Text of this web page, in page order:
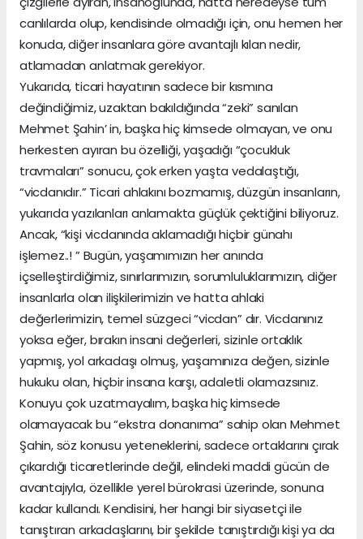
canlılarda olup, kendisinde olmadığı için, onu hemen her
konuda, diğer insanlara göre avantajlı kılan nedir,
atlamadan anlatmak gerekiyor.
Yukarıda, ticari hayatının sadece bir kısmına
değindiğimiz, uzaktan bakıldığında “zeki” sanılan
Mehmet Şahin’ in, başka hiç kimsede olmayan, ve onu
herkesten ayıran bu özelliği, yaşadığı “çocukluk
travmaları” sonucu, çok erken yaşta vedalaştığı,
“vicdanıdır.” Ticari ahlakını bozmamış, düzgün insanların,
yukarıda yazılanları anlamakta güçlük çektiğini biliyoruz.
Ancak, “kişi vicdanında aklamadığı hiçbir günahı
işlemez..! ” Bugün, yaşamımızın her anında
içselleştirdiğimiz, sınırlarımızın, sorumluluklarımızın, diğer
insanlarla olan ilişkilerimizin ve hatta ahlaki
değerlerimizin, temel süzgeci “vicdan” dır. Vicdanınız
yoksa eğer, bırakın insani değerleri, sizinle ortaklık
yapmış, yol arkadaşı olmuş, yaşamınıza değen, sizinle
hukuku olan, hiçbir insana karşı, adaletli olamazsınız.
Konuyu çok uzatmayalım, başka hiç kimsede
olamayacak bu “ekstra donanıma” sahip olan Mehmet
Şahin, söz konusu yeteneklerini, sadece ortaklarını çırak
çıkardığı ticaretlerinde değil, elindeki maddi gücün de
avantajıyla, özellikle yerel bürokrasi üzerinde, sonuna
kadar kullandı. Kendisini, her hangi bir siyasetçi ile
tanıştıran arkadaşlarını, bir şekilde tanıştırdığı kişi ya da